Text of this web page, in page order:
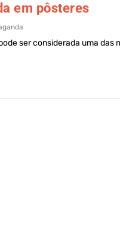
em pôsteres
ser considerada uma das